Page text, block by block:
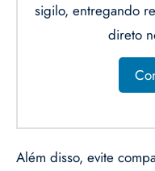
sigilo, entregando
direto
Além disso, evite